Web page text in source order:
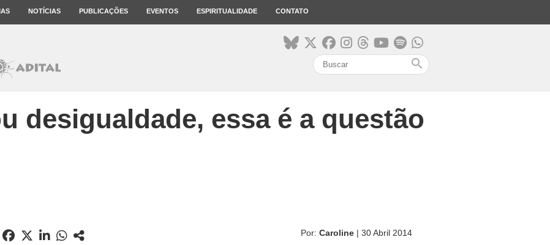
NOTÍCIAS PUBLICAÇÕES EVENTOS ESPIRITUALIDADE CONTATO
search
desigualdade, essa é a questão
Por: Caroline| 30 Abril 2014